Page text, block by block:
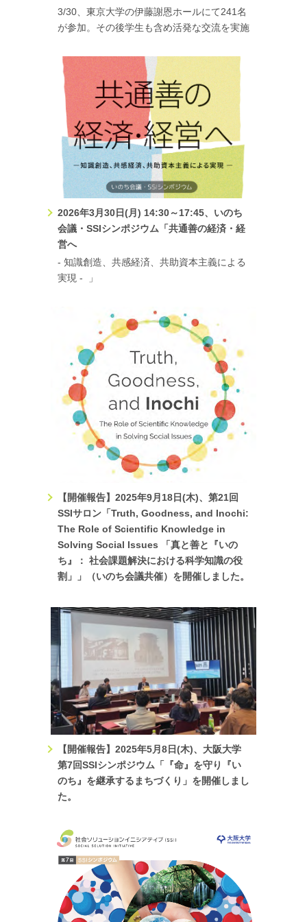
第6回SSIシンポジウム 生きることと働くこと ― いのちを
大切にする経済社会とそれを支えるまちづくりを3月28日に
2023.11.21
「ふくしまスタディツアー2023～原子力災害後を共に生きる
～」（主催 人間科学研究科附属未来共創センター・社会ソリ
ューションイニシアティブ）の報告会が開催されます。
2023.10.26
SSI基幹プロジェクトシンポジウム「やっかいな問題に取り
組むための共創の作法」を11月16日に開催します！
2023.10.06
いのち会議市民部門のキックオフイベント第1回 いのち共感
祭 ” 輝く未来へのとびら、アートで感じる「いのち」”を11月
4日に開催します！
いのち会議 市民部門アクションパネル「多様性と包摂」キッ
クオフ「”Nothing about us without us”がまもるいのち、きり
ひらく未来」を10月22日に開催します！
2023.10.06
経済、労働、まちづくりの複合的視点から検討するSDGs の
横断的達成と「いのち宣言」の具体化に向けたワークショッ
プを10月15日に開催します！
2023.10.02
いのち会議市民部門 教育アクションパネル(SDGs4)「未来を
になう若者のためのつながりと助け合い～若者同士、おとな
と若者～！」を10月14日に開催します！
2023.8.29
SSI基幹プロジェクト共創ネットワークシンポジウム 「地域
でつなぐ、未来をはぐくむ こども食堂」 を9月6日に開催し
「ふくしまスタディツアー2023～原子力災害後を共に生きる
～」（主催 人間科学研究科附属未来共創センター・社会ソリ
ューションイニシアティブ）の参加者を募集します。チラシ
。応募用紙はこちら。
2023.7.10
「北海道スタディツアー2023～アイヌ民族の歴史と権利から
考える対話と共生のコミュニティづくり～」（主催 社会ソリ
ューションイニシアティブ・人間科学研究科附属未来共創セ
ンター［未来共生プログラム］）の参加者を募集します。募
こちら 。応募用紙は こちら 。
SSI鹿屋市フィールドワーク2023の参加者を募集します。募
こちら。応募用紙はこちら。
2023.5.09
第6回SSI研究者フォーラム「コミュニティにおける「物語」
や「ルール」を紐解く -民俗学・教育社会学・倫理学の経験
3/30、東京大学の伊藤謝恩ホールにて241名
が参加。その後学生も含め活発な交流を実施
2026年3月30日(月) 14:30～17:45、いのち
会議・SSIシンポジウム「共通善の経済・経
営へ
- 知識創造、共感経済、共助資本主義による
実現 - 」
【開催報告】2025年9月18日(木)、第21回
SSIサロン「Truth, Goodness, and Inochi:
The Role of Scientific Knowledge in
Solving Social Issues 「真と善と『いの
ち』： 社会課題解決における科学知識の役
割」」（いのち会議共催）を開催しました。
【開催報告】2025年5月8日(木)、大阪大学
第7回SSIシンポジウム「『命』を守り『い
のち』を継承するまちづくり」を開催しまし
た。